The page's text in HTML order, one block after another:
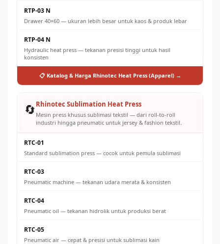
RTP-03 N
Drawer 40×60 — ukuran lebih besar untuk kaos & produk lebar
RTP-04 N
Hydraulic heat press — tekanan presisi tinggi untuk hasil
konsisten
📋 Katalog & Harga Rhinotec Heat Press (Apparel) →
🔄 Rhinotec Sublimation Heat Press
Mesin press khusus sublimasi tekstil — dari roll-to-roll
industri hingga pneumatic untuk jersey & fashion tekstil.
RTC-01
Standard sublimation press — cocok untuk pemula sublimasi
RTC-03
Pneumatic machine — tekanan udara merata & konsisten
RTC-04
Pneumatic oil — tekanan hidrolik untuk produksi berat
RTC-05
Pneumatic air — cepat & presisi untuk sublimasi kain